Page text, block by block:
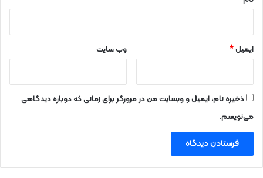
ایمیل* وب‌ سایت
ذخیره نام، ایمیل و وبسایت من در مرورگر برای زمانی که دوباره دیدگاهی
می‌نویسم.